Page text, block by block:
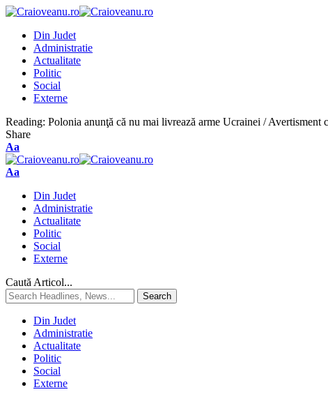
Din Judet
Administratie
Actualitate
Politic
Social
Externe
Reading: Polonia anunţă că nu mai livrează arme Ucrainei /
Share
Aa
Aa
Din Judet
Administratie
Actualitate
Politic
Social
Externe
Caută Articol...
Din Judet
Administratie
Actualitate
Politic
Social
Externe